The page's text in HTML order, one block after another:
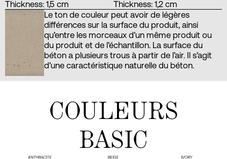
Thickness: 1,5 cm
Thickness: 1,2 cm
Le ton de couleur peut avoir de légères
différences sur la surface du produit, ainsi
qu’entre les morceaux d’un même produit ou
du produit et de l’échantillon. La surface du
béton a plusieurs trous à partir de l’air. Il s’agit
d’une caractéristique naturelle du béton.
COULEURS
BASIC